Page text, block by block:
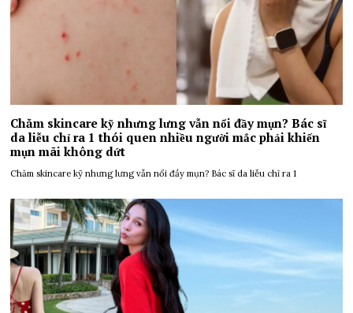
Chăm skincare kỹ nhưng lưng vẫn nổi đầy mụn? Bác sĩ
da liễu chỉ ra 1 thói quen nhiều người mắc phải khiến
mụn mãi không dứt
Chăm skincare kỹ nhưng lưng vẫn nổi đầy mụn? Bác sĩ da liễu chỉ ra 1